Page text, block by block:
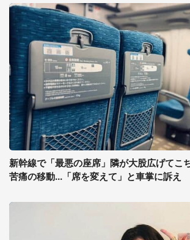
新幹線で「最悪の座席」隣が大股広げてこ
苦痛の移動...「席を変えて」と車掌に訴え